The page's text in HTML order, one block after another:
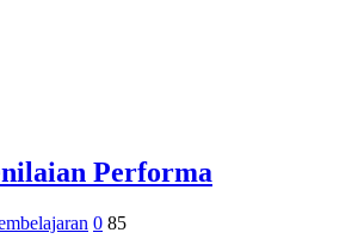
Performa
0 85